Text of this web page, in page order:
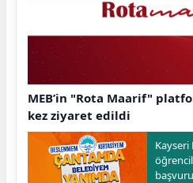
MEB’in "Rota Maarif"
kez ziyaret edildi